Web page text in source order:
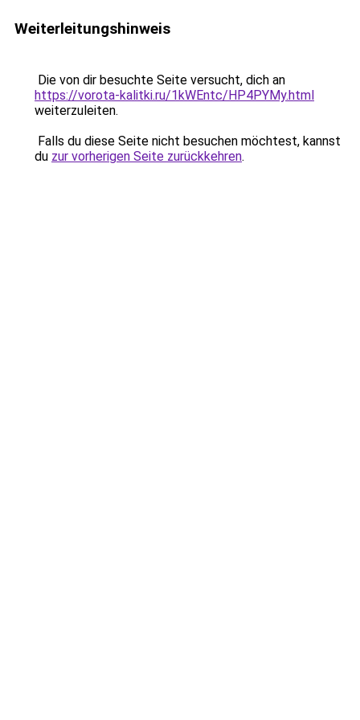
Weiterleitungshinweis
Die von dir besuchte Seite versucht, dich an
https://vorota-kalitki.ru/1kWEntc/HP4PYMy.html
weiterzuleiten.
Falls du diese Seite nicht besuchen möchtest, kannst
du zur vorherigen Seite zurückkehren.